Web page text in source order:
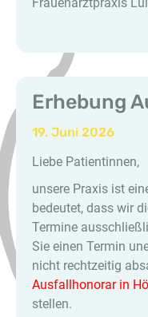
Erhebung
19. Juni 2026
Liebe Patientinnen,
unsere Praxis ist
bedeutet, dass wir
Termine
Sie einen Termin
nicht rechtzeitig
Ausfallhonorar in
stellen.